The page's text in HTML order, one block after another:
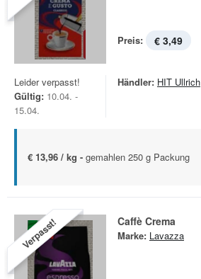
Preis: € 3,49
Leider verpasst!
Gültig: 10.04. -
15.04.
Händler: HIT Ullrich
€ 13,96 / kg - gemahlen 250 g Packung
Verpasst! Caffè Crema
Marke: Lavazza